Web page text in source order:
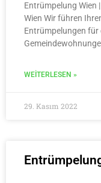
Entrümpelung Wien
Wien Wir führen
Entrümpelungen für
WEITERLESEN »
29. Kasım 2022